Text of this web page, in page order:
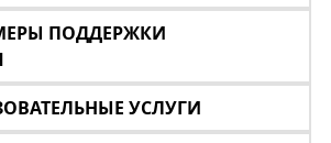
ПОДДЕРЖКИ
УСЛУГИ